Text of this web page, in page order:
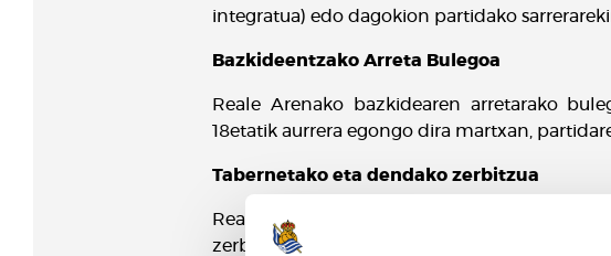
integratua) edo dagokion partidako
Bazkideentzako Arreta Bulegoa
Reale Arenako bazkidearen arretarako
18etatik aurrera egongo dira martxan,
Tabernetako eta dendako zerbitzua
Reale Arenako denda ofiziala 10etatik
zerbitzua eskainiko dute.